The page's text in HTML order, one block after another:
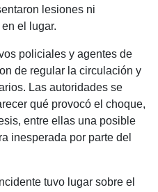
lesiones ni
el lugar.
policiales y agentes de
de regular la circulación y
Las autoridades se
qué provocó el choque,
entre ellas una posible
inesperada por parte del
tuvo lugar sobre el